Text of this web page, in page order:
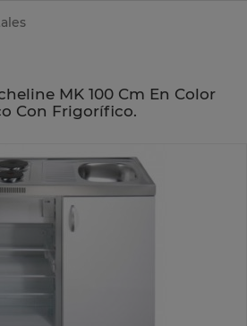
MK 100 Cm En Color
Con Frigorífico.